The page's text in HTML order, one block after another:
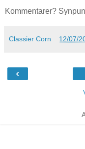
Kommentarer?
Classier Corn 12/07/
‹